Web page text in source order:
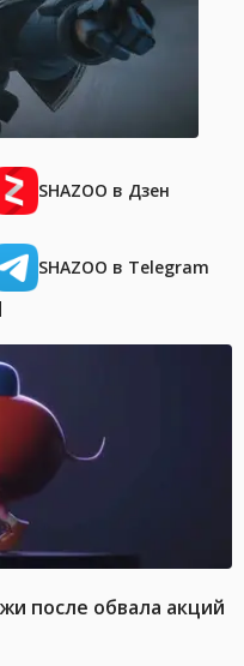
SHAZOO в Дзен
SHAZOO в Telegram
после обвала акций